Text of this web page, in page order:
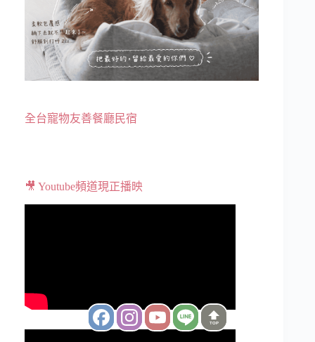
全台寵物友善餐廳民宿
🎥 Youtube頻道現正播映
TOP